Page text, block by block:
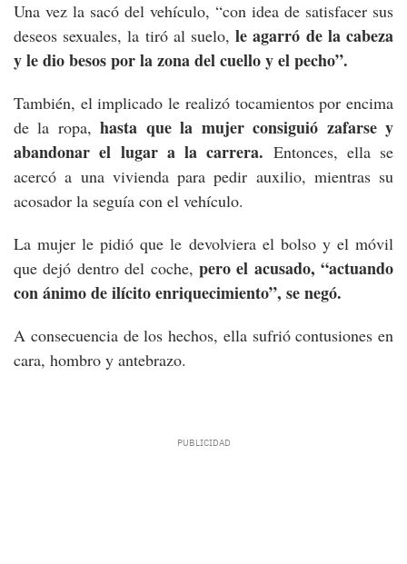
Una vez la sacó del vehículo, “con idea de satisfacer sus
deseos sexuales, la tiró al suelo,le agarró de la cabeza
y le dio besos por la zona del cuello y el pecho”.
También, el implicado le realizó tocamientos por encima
de la ropa,hasta que la mujer consiguió zafarse y
abandonar el lugar a la carrera. Entonces, ella se
acercó a una vivienda para pedir auxilio, mientras su
acosador la seguía con el vehículo.
La mujer le pidió que le devolviera el bolso y el móvil
que dejó dentro del coche, pero el acusado, “actuando
con ánimo de ilícito enriquecimiento”, se negó.
A consecuencia de los hechos, ella sufrió contusiones en
cara, hombro y antebrazo.